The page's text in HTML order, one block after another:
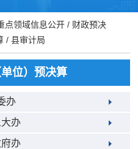
点领域信息公开 / 财政预决
/县审计局
位）预决算
办
办
办